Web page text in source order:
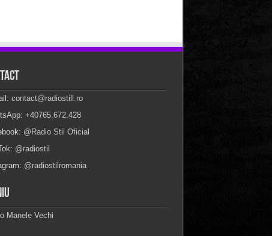
contact@radiostill.ro
+40765.672.428
@Radio Stil Oficial
@radiostil
@radiostilromania
Manele Vechi